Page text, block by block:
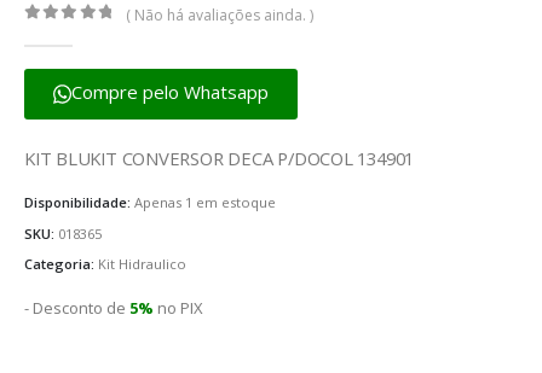
( Não há avaliações ainda. )
Compre pelo Whatsapp
KIT BLUKIT CONVERSOR DECA P/DOCOL 134901
Disponibilidade: Apenas 1 em estoque
SKU: 018365
Categoria: Kit Hidraulico
- Desconto de 5% no PIX